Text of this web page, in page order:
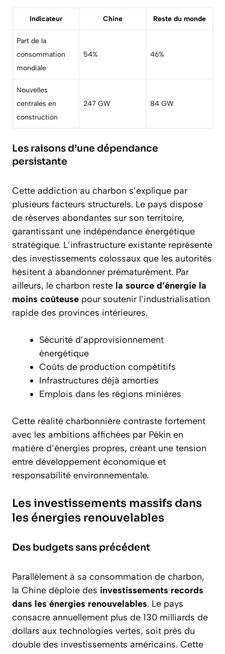
Indicateur Chine Reste du monde
Part de la
consommation
mondiale
54% 46%
Nouvelles
centrales en
construction
247 GW 84 GW
Les raisons d’une dépendance
persistante
Cette addiction au charbon s’explique par
plusieurs facteurs structurels. Le pays dispose
de réserves abondantes sur son territoire,
garantissant une indépendance énergétique
stratégique. L’infrastructure existante représente
des investissements colossaux que les autorités
hésitent à abandonner prématurément. Par
ailleurs, le charbon reste la source d’énergie la
moins coûteuse pour soutenir l’industrialisation
rapide des provinces intérieures.
Sécurité d’approvisionnement
énergétique
Coûts de production compétitifs
Infrastructures déjà amorties
Emplois dans les régions minières
Cette réalité charbonnière contraste fortement
avec les ambitions affichées par Pékin en
matière d’énergies propres, créant une tension
entre développement économique et
responsabilité environnementale.
Les investissements massifs dans
les énergies renouvelables
Des budgets sans précédent
Parallèlement à sa consommation de charbon,
la Chine déploie des investissements records
dans les énergies renouvelables. Le pays
consacre annuellement plus de 130 milliards de
dollars aux technologies vertes, soit près du
double des investissements américains. Cette